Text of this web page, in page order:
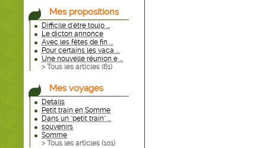
Mes propositions
Difficile d'être toujo ...
Le dicton annonce
Avec les fêtes de fin ...
Pour certains les vaca ...
Une nouvelle réunion e ...
> Tous les articles (61)
Mes voyages
Details
Petit train en Somme
Dans un "petit train" ...
souvenirs
Somme
> Tous les articles (101)